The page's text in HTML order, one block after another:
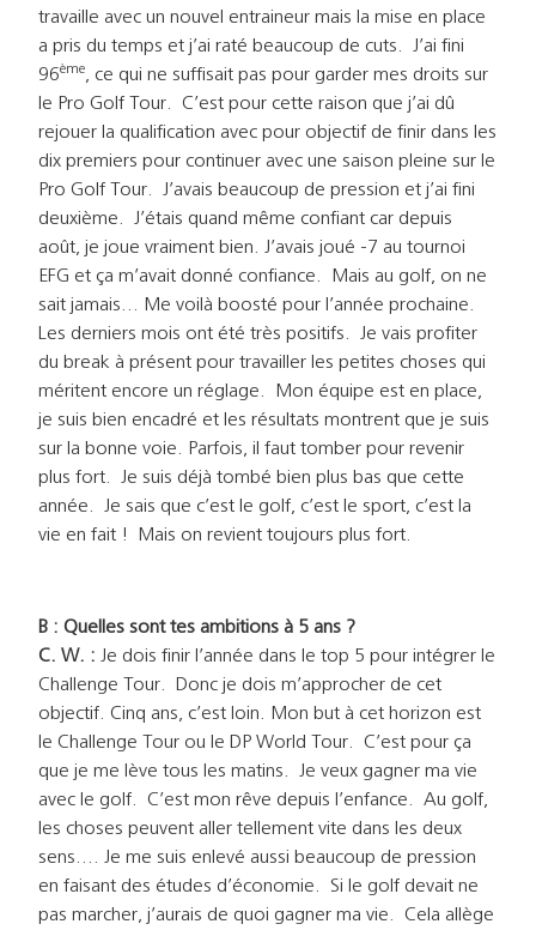
travaille avec un nouvel entraineur mais la mise en place
a pris du temps et j’ai raté beaucoup de cuts. J’ai fini
96ème, ce qui ne suffisait pas pour garder mes droits sur
le Pro Golf Tour. C’est pour cette raison que j’ai dû
rejouer la qualification avec pour objectif de finir dans les
dix premiers pour continuer avec une saison pleine sur le
Pro Golf Tour. J’avais beaucoup de pression et j’ai fini
deuxième. J’étais quand même confiant car depuis
août, je joue vraiment bien. J’avais joué -7 au tournoi
EFG et ça m’avait donné confiance. Mais au golf, on ne
sait jamais… Me voilà boosté pour l’année prochaine.
Les derniers mois ont été très positifs. Je vais profiter
du break à présent pour travailler les petites choses qui
méritent encore un réglage. Mon équipe est en place,
je suis bien encadré et les résultats montrent que je suis
sur la bonne voie. Parfois, il faut tomber pour revenir
plus fort. Je suis déjà tombé bien plus bas que cette
année. Je sais que c’est le golf, c’est le sport, c’est la
vie en fait ! Mais on revient toujours plus fort.
B : Quelles sonttes ambitions à 5 ans ?
C. W. : Je dois finir l’année dans le top 5 pour intégrer le
Challenge Tour. Donc je dois m’approcher de cet
objectif. Cinq ans, c’est loin. Mon but à cet horizon est
le Challenge Tour ou le DP World Tour. C’est pour ça
que je me lève tous les matins. Je veux gagner ma vie
avec le golf. C’est mon rêve depuis l’enfance. Au golf,
les choses peuvent aller tellement vite dans les deux
sens…. Je me suis enlevé aussi beaucoup de pression
en faisant des études d’économie. Si le golf devait ne
pas marcher, j’aurais de quoi gagner ma vie. Cela allège